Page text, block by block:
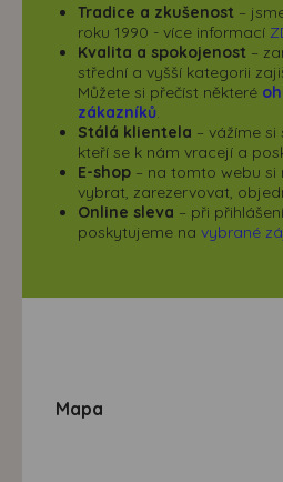
Tradice a zkušenost –
roku 1990 - více informací
Kvalita a spokojenost –
střední a vyšší kategorii
Můžete si přečíst některé
zákazníků.
Stálá klientela – vážíme si
kteří se k nám vracejí a
E-shop – na tomto webu si
vybrat, zarezervovat,
Online sleva – při
poskytujeme na vybrané
Mapa